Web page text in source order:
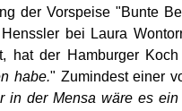
der Vorspeise "Bunte
bei Laura
hat der Hamburger
habe." Zumindest einer
in der Mensa wäre es